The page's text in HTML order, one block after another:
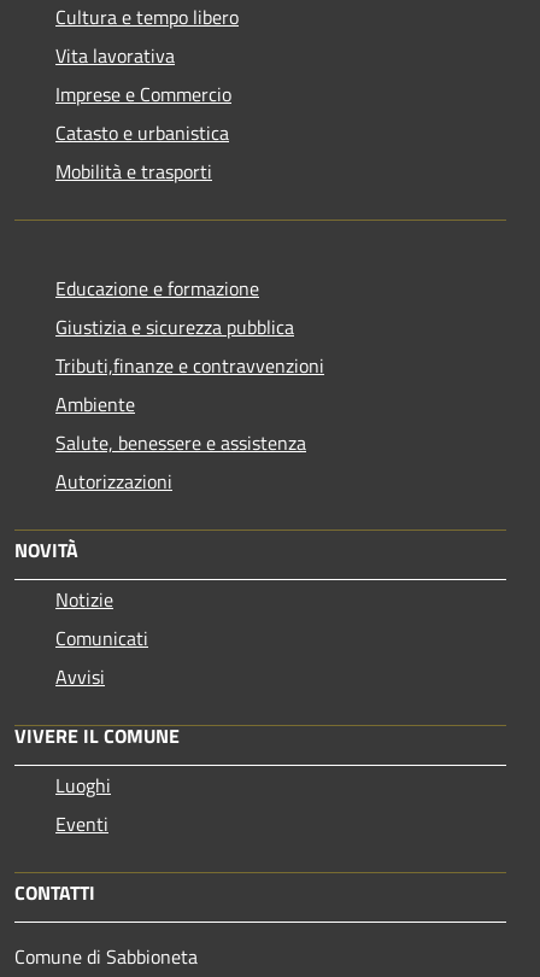
Cultura e tempo libero
Vita lavorativa
Imprese e Commercio
Catasto e urbanistica
Mobilità e trasporti
Educazione e formazione
Giustizia e sicurezza pubblica
Tributi,finanze e contravvenzioni
Ambiente
Salute, benessere e assistenza
Autorizzazioni
NOVITÀ
Notizie
Comunicati
Avvisi
VIVERE IL COMUNE
Luoghi
Eventi
CONTATTI
Comune di Sabbioneta